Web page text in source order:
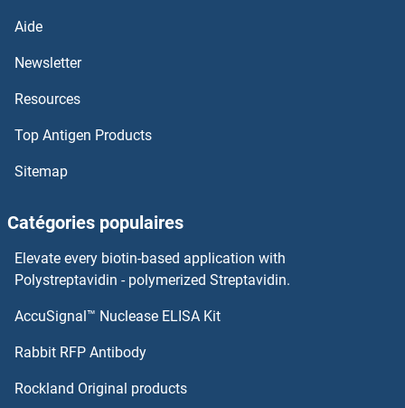
MRPL45 Anticorps
MRPL44 Anticorps
MRPL43 Anticorps
MRPL4 Anticorps
MRPS15 Anticorps
Aide
Newsletter
Resources
Top Antigen Products
Sitemap
Catégories populaires
Elevate every biotin-based application with
Polystreptavidin - polymerized Streptavidin.
AccuSignal™ Nuclease ELISA Kit
Rabbit RFP Antibody
Rockland Original products